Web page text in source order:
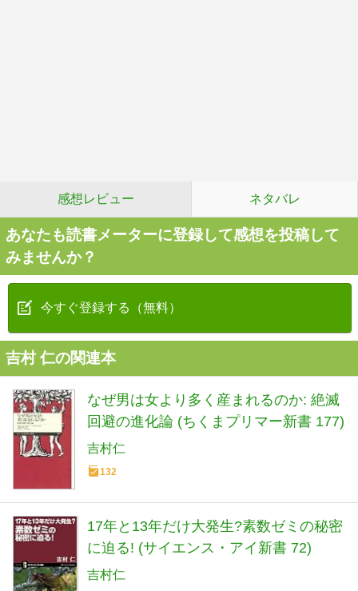
感想レビュー ネタバレ
あなたも読書メーターに登録して感想を投稿して
みませんか？
今すぐ登録する（無料）
吉村 仁の関連本
なぜ男は女より多く産まれるのか: 絶滅
回避の進化論 (ちくまプリマー新書 177)
吉村仁
132
17年と13年だけ大発生?素数ゼミの秘密
に迫る! (サイエンス・アイ新書 72)
吉村仁